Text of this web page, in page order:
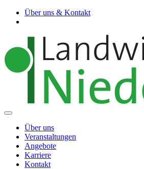
Über uns & Kontakt
Über uns
Veranstaltungen
Angebote
Karriere
Kontakt